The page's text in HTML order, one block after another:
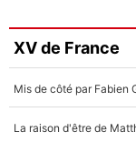
XV de France